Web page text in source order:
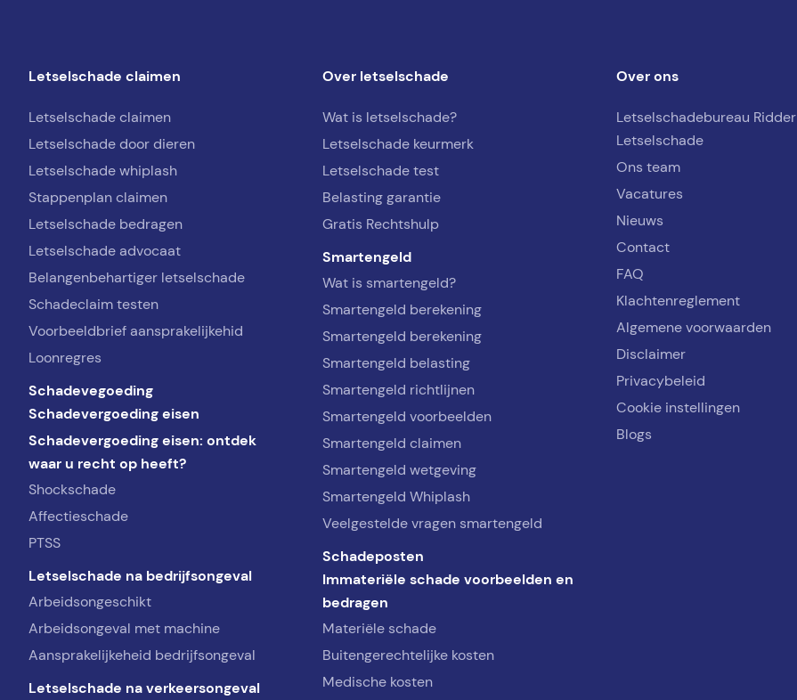
Letselschade claimen
Letselschade claimen
Letselschade door dieren
Letselschade whiplash
Stappenplan claimen
Letselschade bedragen
Letselschade advocaat
Belangenbehartiger letselschade
Schadeclaim testen
Voorbeeldbrief aansprakelijkehid
Loonregres
Schadevegoeding
Schadevergoeding eisen
Schadevergoeding eisen: ontdek
waar u recht op heeft?
Shockschade
Affectieschade
PTSS
Letselschade na bedrijfsongeval
Arbeidsongeschikt
Arbeidsongeval met machine
Aansprakelijkeheid bedrijfsongeval
Letselschade na verkeersongeval
Over letselschade
Wat is letselschade?
Letselschade keurmerk
Letselschade test
Belasting garantie
Gratis Rechtshulp
Smartengeld
Wat is smartengeld?
Smartengeld berekening
Smartengeld berekening
Smartengeld belasting
Smartengeld richtlijnen
Smartengeld voorbeelden
Smartengeld claimen
Smartengeld wetgeving
Smartengeld Whiplash
Veelgestelde vragen smartengeld
Schadeposten
Immateriële schade voorbeelden en
bedragen
Materiële schade
Buitengerechtelijke kosten
Medische kosten
Over ons
Letselschadebureau Ridder
Letselschade
Ons team
Vacatures
Nieuws
Contact
FAQ
Klachtenreglement
Algemene voorwaarden
Disclaimer
Privacybeleid
Cookie instellingen
Blogs